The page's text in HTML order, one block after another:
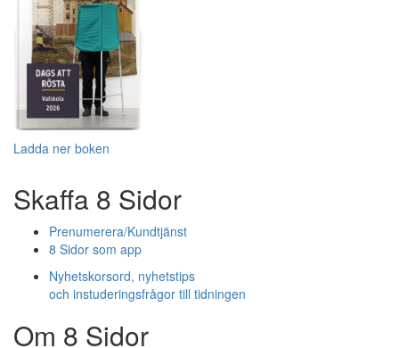
Ladda ner boken
Skaffa 8 Sidor
Prenumerera/Kundtjänst
8 Sidor som app
Nyhetskorsord, nyhetstips
och instuderingsfrågor till tidningen
Om 8 Sidor